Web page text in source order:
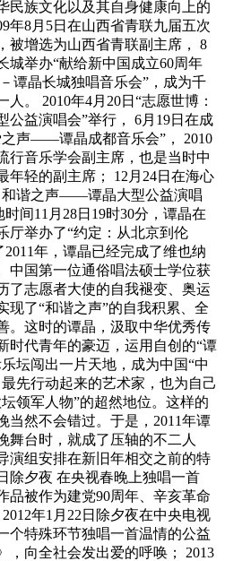
民族文化以及其自身健康向上的
年8月5日在山西省青联九届五次
被增选为山西省青联副主席， 8
城举办“献给新中国成立60周年
谭晶长城独唱音乐会”，成为千
。 2010年4月20日“志愿世博：
益演唱会”举行， 6月19日在成
之声——谭晶成都音乐会”， 2010
行音乐学会副主席，也是当时中
年轻的副主席； 12月24日在海心
和谐之声——谭晶大型公益演唱
间11月28日19时30分，谭晶在
厅举办了“约定：从北京到伦
年，谭晶已经完成了维也纳
中国第一位通俗唱法硕士学位获
了志愿者大使的自我褪变、奥运
现了“和谐之声”的自我积累、全
。这时的谭晶，汲取中华优秀传
时代青年的豪迈，运用自创的“谭
坛闯出一片天地，成为中国“中
先行动起来的艺术家，也为自己
领军人物”的超然地位。这样的
当然不会错过。于是，2011年谭
舞台时，就成了压轴的不二人
演组安排在新旧年相交之前的特
除夕夜 在央视春晚上独唱一首
品被作为建党90周年、辛亥革命
年1月22日除夕夜在中央电视
个特殊环节独唱一首温情的公益
，向全社会发出爱的呼唤； 2013